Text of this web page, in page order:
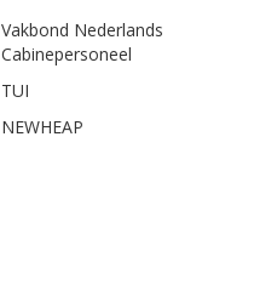
Vakbond Nederlands
Cabinepersoneel
TUI
NEWHEAP